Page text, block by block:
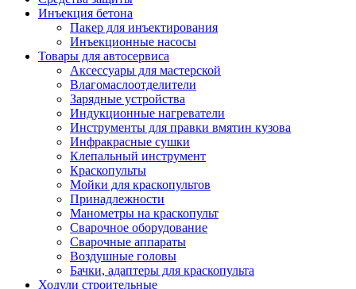
Инъекция бетона
Пакер для инъектирования
Инъекционные насосы
Товары для автосервиса
Аксессуары для мастерской
Влагомаслоотделители
Зарядные устройства
Индукционные нагреватели
Инструменты для правки вмятин кузова
Инфракрасные сушки
Клепальный инструмент
Краскопульты
Мойки для краскопультов
Принадлежности
Манометры на краскопульт
Сварочное оборудование
Сварочные аппараты
Воздушные головы
Бачки, адаптеры для краскопульта
Ходули строительные